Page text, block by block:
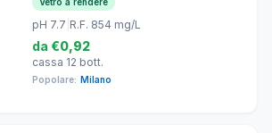
pH 7.7 R.F. 854 mg/L
da €0,92
cassa 12 bott.
Popolare: Milano